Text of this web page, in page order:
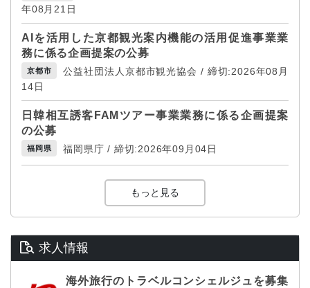
年08月21日
AIを活用した京都観光案内機能の活用促進事業業
務に係る企画提案の公募
京都市
公益社団法人京都市観光協会 / 締切:2026年08月
14日
日韓相互誘客FAMツアー事業業務に係る企画提案
の公募
福岡県 福岡県庁 / 締切:2026年09月04日
もっと見る
求人情報
海外旅行のトラベルコンシェルジュを募集